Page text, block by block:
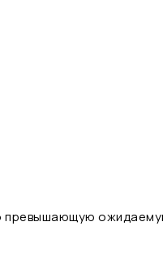
превышающую